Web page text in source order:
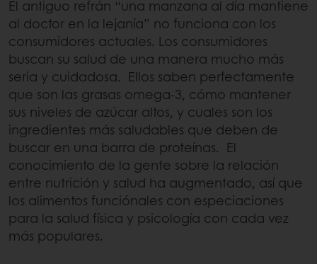
El antiguo refrán “una manzana al día mantiene
al doctor en la lejanía” no funciona con los
consumidores actuales. Los consumidores
buscan su salud de una manera mucho más
seria y cuidadosa. Ellos saben perfectamente
que son las grasas omega-3, cómo mantener
sus niveles de azúcar altos, y cuales son los
ingredientes más saludables que deben de
buscar en una barra de proteínas. El
conocimiento de la gente sobre la relación
entre nutrición y salud ha augmentado, así que
los alimentos funciónales con especiaciones
para la salud física y psicología con cada vez
más populares.